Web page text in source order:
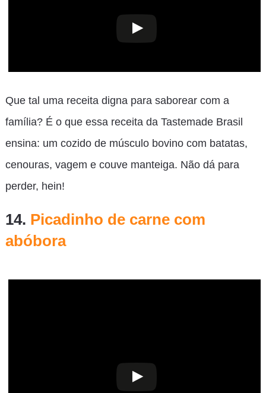
Que tal uma receita digna para saborear com a
família? É o que essa receita da Tastemade Brasil
ensina: um cozido de músculo bovino com batatas,
cenouras, vagem e couve manteiga. Não dá para
perder, hein!
14. Picadinho de carne com
abóbora